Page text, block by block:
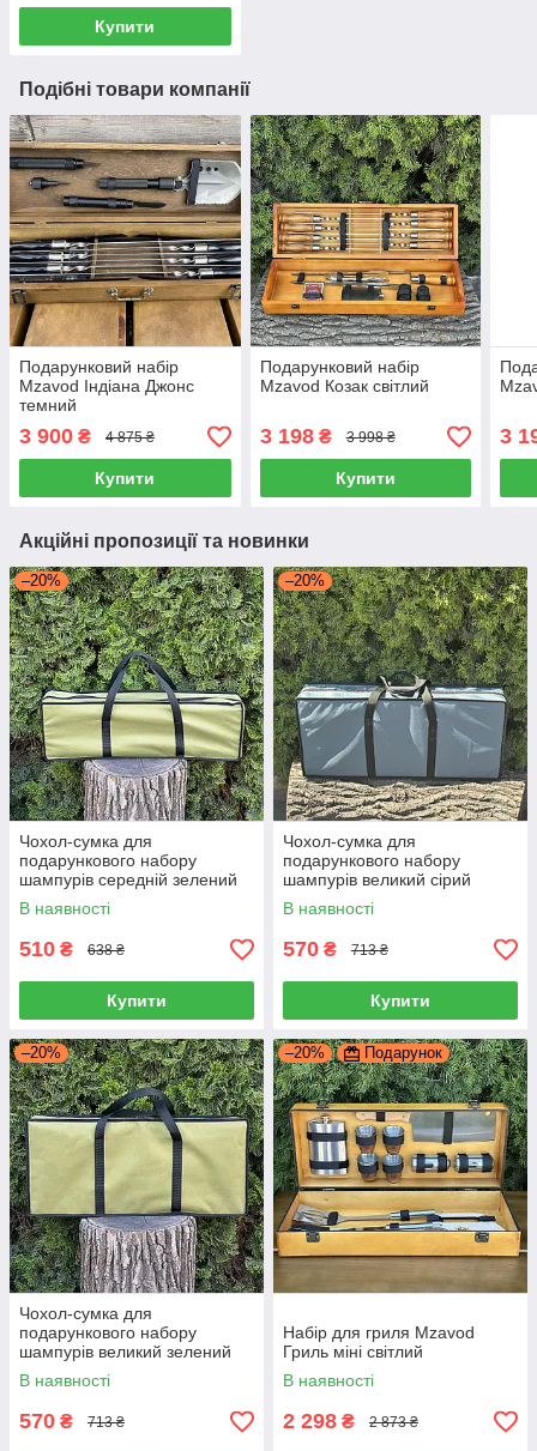
Купити
Подібні товари компанії
Подарунковий набір
Mzavod Індіана Джонс
темний
3 900 ₴ 4 875 ₴
Купити
Подарунковий набір
Mzavod Козак світлий
3 198₴ 3 998 ₴
Купити
3
Акційні пропозиції та новинки
–20%
Чохол-сумка для
подарункового набору
шампурів середній зелений
В наявності
510 ₴ 638 ₴
Купити
–20%
Чохол-сумка для
подарункового набору
шампурів великий сірий
В наявності
570 ₴ 713 ₴
Купити
–20%
Чохол-сумка для
подарункового набору
шампурів великий зелений
В наявності
570 ₴ 713 ₴
–20% Подарунок
Набір для гриля Mzavod
Гриль міні світлий
В наявності
2 298 ₴ 2 873 ₴